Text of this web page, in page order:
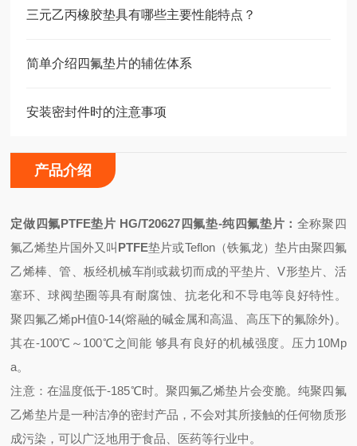
三元乙丙橡胶垫具有哪些主要性能特点？
简单介绍四氟垫片的辅佐体系
安装密封件时的注意事项
产品介绍
定做四氟PTFE垫片 HG/T20627四氟垫-纯四氟垫片： 全称聚四
氟乙烯垫片国外又叫 PTFE垫片或Teflon（铁氟龙）垫片由聚四氟
乙烯棒、管、板经机械车削或裁切而成的平垫片、V形垫片、活
塞环、球阀垫圈等具有耐腐蚀、抗老化和不导电等良好特性。
聚四氟乙烯pH值0-14(熔融的碱金属和高温、高压下的氟除外)。
其在-100℃～100℃之间能 够具有良好的机械强度。压力10Mp
a。
注意：在温度低于-185℃时。聚四氟乙烯垫片会变脆。纯聚四氟
乙烯垫片是一种洁净的密封产品，不会对其所接触的任何物质形
成污染，可以广泛地用于食品、医药等行业中。